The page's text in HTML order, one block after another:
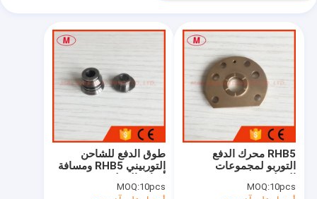
طوق الدفع للشاحن
التوربيني RHB5 ومسافة
MOQ:10pcs
RHB5 محرك الدفع
التوربو لمجموعات
MOQ:10pcs